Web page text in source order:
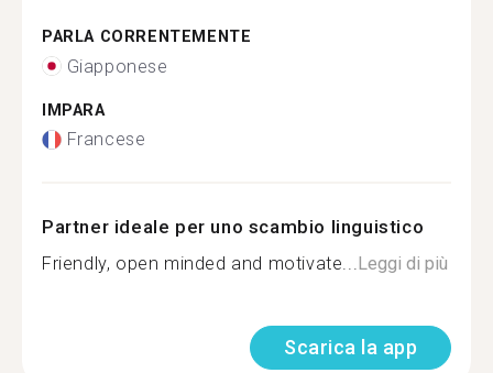
PARLA CORRENTEMENTE
Giapponese
IMPARA
Francese
Partner ideale per uno scambio linguistico
Friendly, open minded and motivate...Leggi di più
Scarica la app